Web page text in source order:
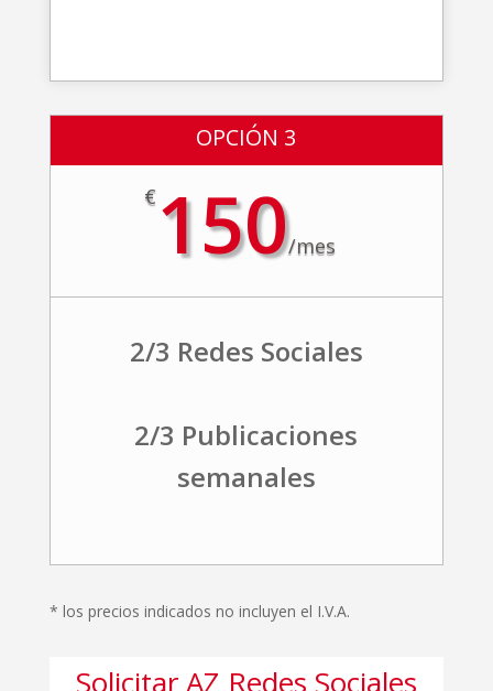
OPCIÓN 3
€ 150/mes
2/3 Redes Sociales
2/3 Publicaciones
semanales
* los precios indicados no incluyen el I.V.A.
Solicitar AZ Redes Sociales